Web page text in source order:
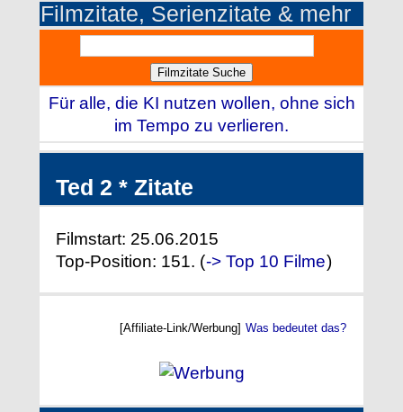
Filmzitate, Serienzitate & mehr
Für alle, die KI nutzen wollen, ohne sich
im Tempo zu verlieren.
Ted 2 * Zitate
Filmstart: 25.06.2015
Top-Position: 151. (-> Top 10 Filme)
[Affiliate-Link/Werbung] Was bedeutet das?